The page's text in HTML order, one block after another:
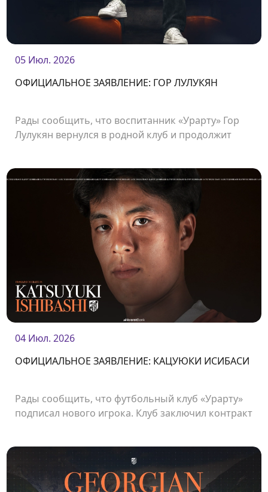
05 Июл. 2026
ОФИЦИАЛЬНОЕ ЗАЯВЛЕНИЕ: ГОР ЛУЛУКЯН
Рады сообщить, что воспитанник «Урарту» Гор
Лулукян вернулся в родной клуб и продолжит
04 Июл. 2026
ОФИЦИАЛЬНОЕ ЗАЯВЛЕНИЕ: КАЦУЮКИ ИСИБАСИ
Рады сообщить, что футбольный клуб «Урарту»
подписал нового игрока. Клуб заключил контракт